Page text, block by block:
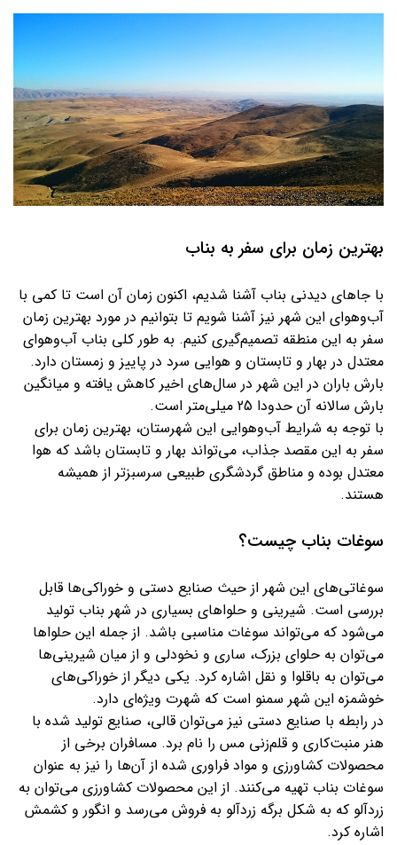
بهترین زمان برای سفر به بناب
با جاهای دیدنی بناب آشنا شدیم، اکنون زمان آن است تا کمی با
آب‌و‌هوای این شهر نیز آشنا شویم تا بتوانیم در مورد بهترین زمان
سفر به این منطقه تصمیم‌گیری کنیم. به طور کلی بناب آب‌و‌هوای
معتدل در بهار و تابستان و هوایی سرد در پاییز و زمستان دارد.
بارش باران در این شهر در سال‌های اخیر کاهش یافته و میانگین
بارش سالانه آن حدودا 25 میلی‌متر است.
با توجه به شرایط آب‌وهوایی این شهرستان، بهترین زمان برای
سفر به این مقصد جذاب، می‌تواند بهار و تابستان باشد که هوا
معتدل بوده و مناطق گردشگری طبیعی سرسبزتر از همیشه
هستند.
سوغات بناب چیست؟
سوغاتی‌های این شهر از حیث صنایع دستی و خوراکی‌ها قابل
بررسی است. شیرینی و حلواهای بسیاری در شهر بناب تولید
می‌شود که می‌تواند سوغات مناسبی باشد. از جمله این حلواها
می‌توان به حلوای بزرک، ساری و نخودلی و از میان شیرینی‌ها
می‌توان به باقلوا و نقل اشاره کرد. یکی دیگر از خوراکی‌های
خوشمزه این شهر سمنو است که شهرت ویژه‌ای دارد.
در رابطه با صنایع دستی نیز می‌توان قالی، صنایع تولید شده با
هنر منبت‌کاری و قلم‌زنی مس را نام برد. مسافران برخی از
محصولات کشاورزی و مواد فراوری شده از آن‌ها را نیز به عنوان
سوغات بناب تهیه می‌کنند. از این محصولات کشاورزی می‌توان به
زردآلو که به شکل برگه زردآلو به فروش می‌رسد و انگور و کشمش
اشاره کرد.